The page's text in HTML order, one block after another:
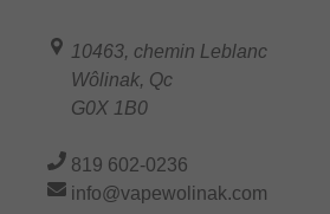
10463, chemin Leblanc
Wôlinak, Qc
G0X 1B0
819 602-0236
info@vapewolinak.com